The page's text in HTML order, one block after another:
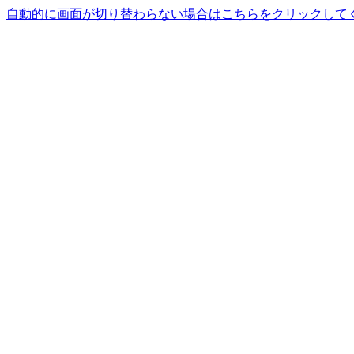
自動的に画面が切り替わらない場合はこちらをクリックして